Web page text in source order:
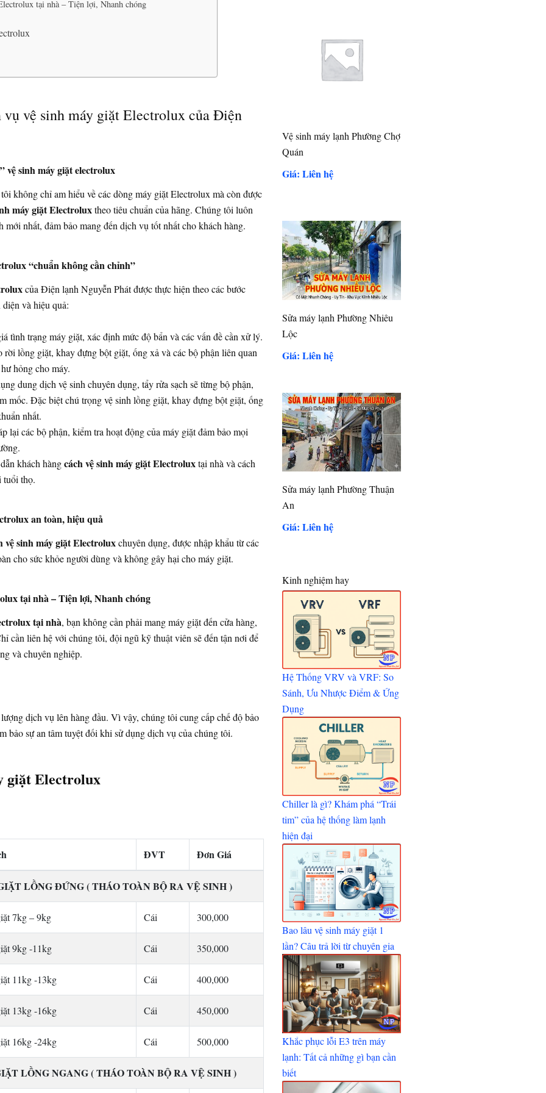
tại nhà – Tiện lợi, Nhanh chóng
vụ vệ sinh máy giặt Electrolux của Điện
sinh máy giặt electrolux
không chỉ am hiểu về các dòng máy giặt Electrolux mà còn được
máy giặt Electroluxtheo tiêu chuẩn của hãng. Chúng tôi luôn
mới nhất, đảm bảo mang đến dịch vụ tốt nhất cho khách hàng.
“chuẩn không cần chỉnh”
của Điện lạnh Nguyễn Phát được thực hiện theo các bước
và hiệu quả:
tình trạng máy giặt, xác định mức độ bẩn và các vấn đề cần xử lý.
lồng giặt, khay đựng bột giặt, ống xả và các bộ phận liên quan
hỏng cho máy.
dung dịch vệ sinh chuyên dụng, tẩy rửa sạch sẽ từng bộ phận,
mốc. Đặc biệt chú trọng vệ sinh lồng giặt, khay đựng bột giặt, ống
nhất.
lại các bộ phận, kiểm tra hoạt động của máy giặt đảm bảo mọi
khách hàngcách vệ sinh máy giặt Electroluxtại nhà và cách
tuổi thọ.
an toàn, hiệu quả
vệ sinh máy giặt Electroluxchuyên dụng, được nhập khẩu từ các
cho sức khỏe người dùng và không gây hại cho máy giặt.
tại nhà – Tiện lợi, Nhanh chóng
tại nhà, bạn không cần phải mang máy giặt đến cửa hàng,
cần liên hệ với chúng tôi, đội ngũ kỹ thuật viên sẽ đến tận nơi để
và chuyên nghiệp.
dịch vụ lên hàng đầu. Vì vậy, chúng tôi cung cấp chế độ bảo
bảo sự an tâm tuyệt đối khi sử dụng dịch vụ của chúng tôi.
giặt Electrolux
ĐVT Đơn Giá
LỒNG ĐỨNG ( THÁO TOÀN BỘ RA VỆ SINH )
7kg – 9kg Cái 300,000
9kg -11kg Cái 350,000
11kg -13kg Cái 400,000
13kg -16kg Cái 450,000
16kg -24kg Cái 500,000
LỒNG NGANG ( THÁO TOÀN BỘ RA VỆ SINH )
Vệ sinh máy lạnh Phường Chợ
Quán
Giá: Liên hệ
Sửa máy lạnh Phường Nhiêu
Lộc
Giá: Liên hệ
Sửa máy lạnh Phường Thuận
An
Giá: Liên hệ
Kinh nghiệm hay
Hệ Thống VRV và VRF: So
Sánh, Ưu Nhược Điểm & Ứng
Dụng
Chiller là gì? Khám phá “Trái
tim” của hệ thống làm lạnh
hiện đại
Bao lâu vệ sinh máy giặt 1
lần? Câu trả lời từ chuyên gia
Khắc phục lỗi E3 trên máy
lạnh: Tất cả những gì bạn cần
biết